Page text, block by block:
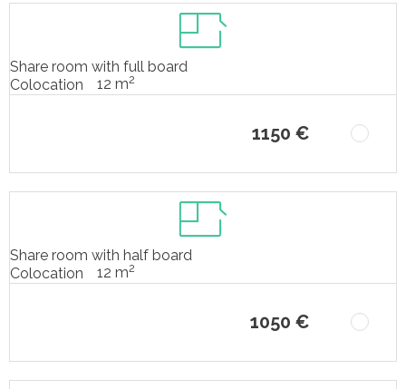
Share room with full board
Colocation
12 m2
1150 €
Share room with half board
Colocation
12 m2
1050 €